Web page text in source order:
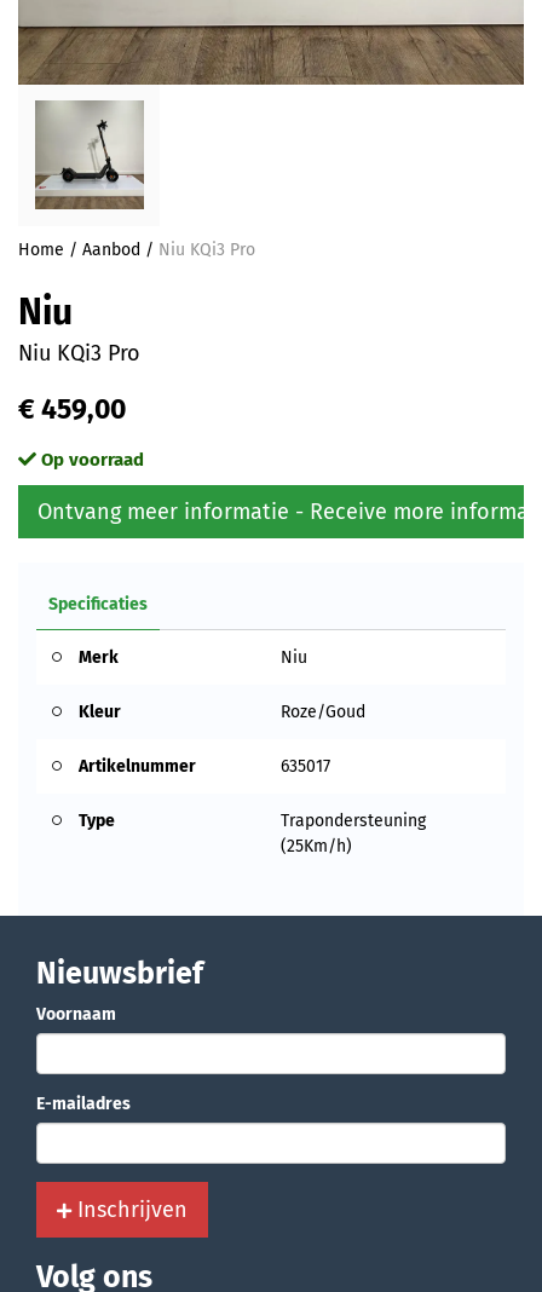
Home / Aanbod / Niu KQi3 Pro
Niu
Niu KQi3 Pro
€ 459,00
Op voorraad
Ontvang meer informatie - Receive more
Specificaties
Merk Niu
Kleur Roze/Goud
Artikelnummer 635017
Type
Trapondersteuning
(25Km/h)
Nieuwsbrief
Voornaam
E-mailadres
Inschrijven
Volg ons